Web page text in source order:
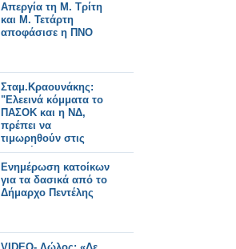
Απεργία τη Μ. Τρίτη
και Μ. Τετάρτη
αποφάσισε η ΠΝΟ
Σταμ.Κραουνάκης:
"Ελεεινά κόμματα το
ΠΑΣΟΚ και η ΝΔ,
πρέπει να
τιμωρηθούν στις
εκλογές"
Ενημέρωση κατοίκων
για τα δασικά από το
Δήμαρχο Πεντέλης